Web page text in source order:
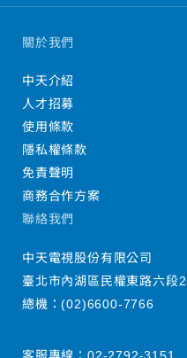
關於我們
中天介紹
人才招募
使用條款
隱私權條款
免責聲明
商務合作方案
聯絡我們
中天電視股份有限公司
臺北市內湖區民權東路六段
總機：(02)6600-7766
客服專線： 02-2792-3151